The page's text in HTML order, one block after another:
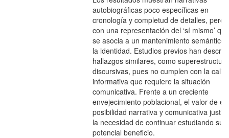
autobiográficas poco específicas en
cronología y completud de detalles, pero
con una representación del ‘sí mismo’ que
se asocia a un mantenimiento semántico
la identidad. Estudios previos han descrito
hallazgos similares, como
discursivas, pues no cumplen con la
informativa que requiere la situación
comunicativa. Frente a un creciente
envejecimiento poblacional, el valor de
posibilidad narrativa y comunicativa
la necesidad de continuar estudiando su
potencial beneficio.